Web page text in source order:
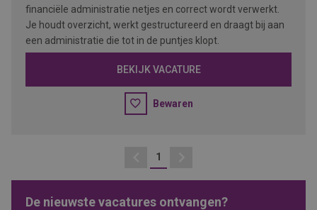
financiële administratie netjes en correct wordt verwerkt.
Je houdt overzicht, werkt gestructureerd en draagt bij aan
een administratie die tot in de puntjes klopt.
BEKIJK VACATURE
Bewaren
Vorige
1
De nieuwste vacatures ontvangen?